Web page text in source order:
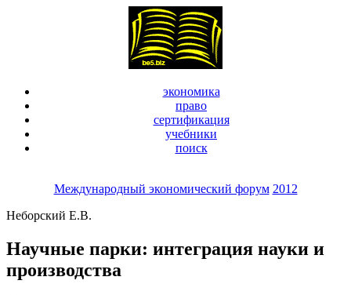
экономика
право
сертификация
учебники
поиск
Международный экономический форум 2012
Неборский Е.В.
Научные парки: интеграция науки и
производства